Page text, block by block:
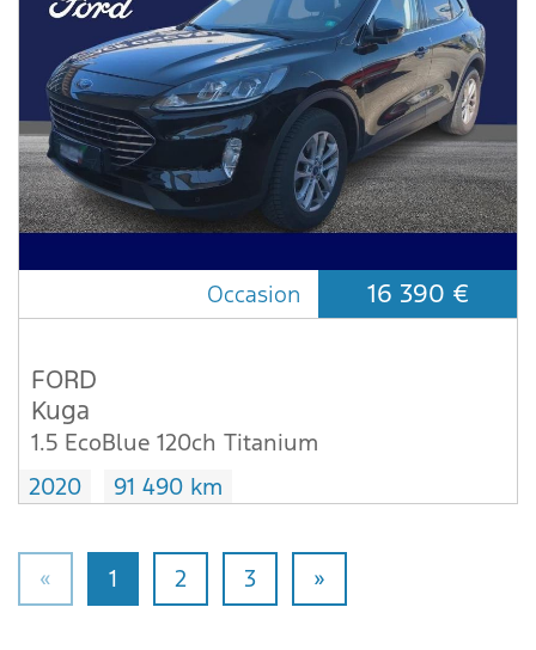
Occasion 16 390 €
FORD
Kuga
1.5 EcoBlue 120ch Titanium
2020
91 490 km
« 1 2 3 »